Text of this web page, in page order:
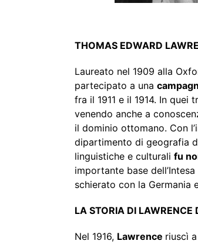
THOMAS EDWARD
Laureato nel 1909 alla
partecipato a una
fra il 1911 e il 1914. In quei
venendo anche a
il dominio ottomano. Con
dipartimento di geografia
linguistiche e culturali fu
importante base
schierato con la Germania
LA STORIA DI LAWRENCE
Nel 1916, Lawrence riuscì